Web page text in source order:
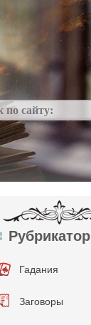
Рубрикатор
Гадания
Заговоры